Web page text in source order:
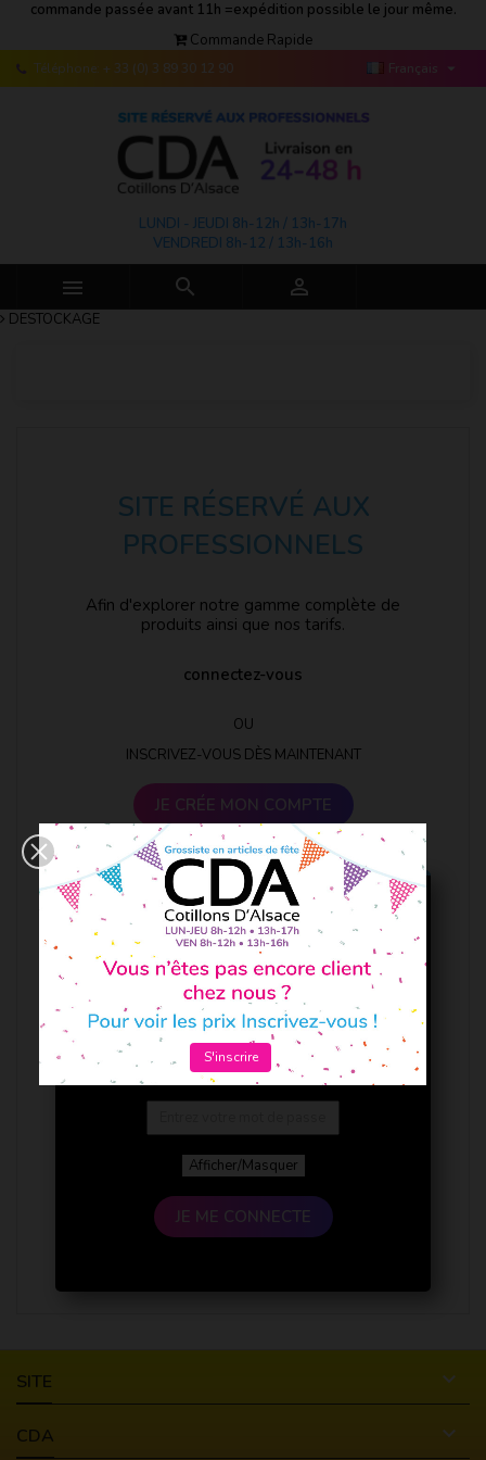
commande passée avant 11h =expédition possible le jour même.
Commande Rapide
Téléphone: + 33 (0) 3 89 30 12 90 Français 
LUNDI - JEUDI 8h-12h / 13h-17h
VENDREDI 8h-12 / 13h-16h
  
DESTOCKAGE
SITE RÉSERVÉ AUX
PROFESSIONNELS
Afin d'explorer notre gamme complète de
produits ainsi que nos tarifs.
connectez-vous
OU
INSCRIVEZ-VOUS DÈS MAINTENANT
JE CRÉE MON COMPTE
Afficher/Masquer
JE ME CONNECTE
SITE 
CDA 
S'inscrire